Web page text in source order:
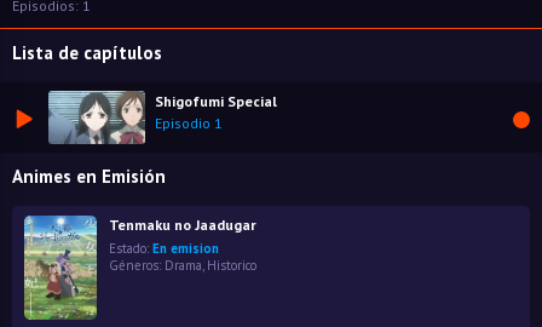
Episodios: 1
Lista de capítulos
Shigofumi Special
Episodio 1
Animes en Emisión
Tenmaku no Jaadugar
Estado: En emision
Géneros: Drama, Historico